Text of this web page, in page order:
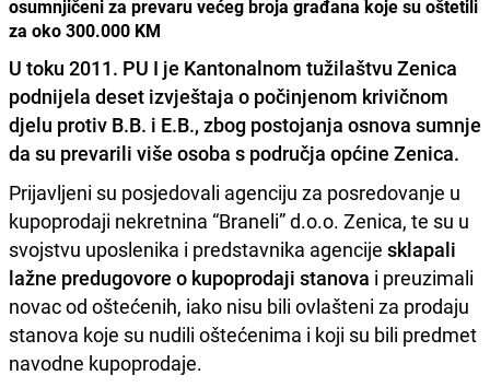
osumnjičeni za prevaru većeg broja građana koje su oštetili
za oko 300.000 KM
U toku 2011. PU I je Kantonalnom tužilaštvu Zenica
podnijela deset izvještaja o počinjenom krivičnom
djelu protiv B.B. i E.B., zbog postojanja osnova sumnje
da su prevarili više osoba s područja općine Zenica.
Prijavljeni su posjedovali agenciju za posredovanje u
kupoprodaji nekretnina “Braneli” d.o.o. Zenica, te su u
svojstvu uposlenika i predstavnika agencije sklapali
lažne predugovore o kupoprodaji stanova i preuzimali
novac od oštećenih, iako nisu bili ovlašteni za prodaju
stanova koje su nudili oštećenima i koji su bili predmet
navodne kupoprodaje.